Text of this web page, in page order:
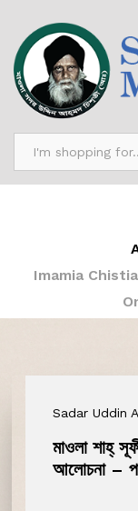
Imamia
Sadar Uddin
মাওলা শাহ্‌
আলোচনা –